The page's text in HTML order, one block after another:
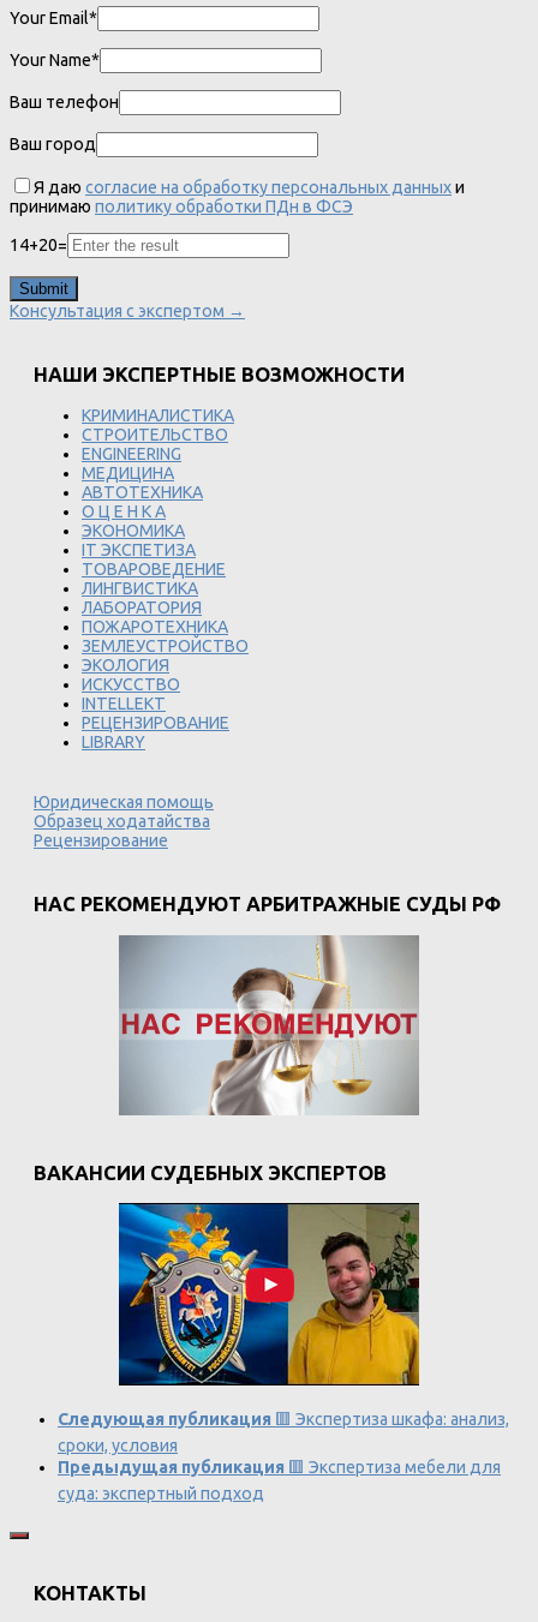
Your Email*
Your Name*
Ваш телефон
Ваш город
Я даю согласие на обработку персональных данныхи
принимаю политику обработки ПДн в ФСЭ
14+20=
Консультация с экспертом →
НАШИ ЭКСПЕРТНЫЕ ВОЗМОЖНОСТИ
КРИМИНАЛИСТИКА
СТРОИТЕЛЬСТВО
ENGINEERING
МЕДИЦИНА
АВТОТЕХНИКА
О Ц Е Н К А
ЭКОНОМИКА
IT ЭКСПЕТИЗА
ТОВАРОВЕДЕНИЕ
ЛИНГВИСТИКА
ЛАБОРАТОРИЯ
ПОЖАРОТЕХНИКА
ЗЕМЛЕУСТРОЙСТВО
ЭКОЛОГИЯ
ИСКУССТВО
INTELLEKT
РЕЦЕНЗИРОВАНИЕ
LIBRARY
Юридическая помощь
Образец ходатайства
Рецензирование
НАС РЕКОМЕНДУЮТ АРБИТРАЖНЫЕ СУДЫ РФ
ВАКАНСИИ СУДЕБНЫХ ЭКСПЕРТОВ
Следующая публикация 🟥 Экспертиза шкафа: анализ,
сроки, условия
Предыдущая публикация 🟥 Экспертиза мебели для
суда: экспертный подход
КОНТАКТЫ